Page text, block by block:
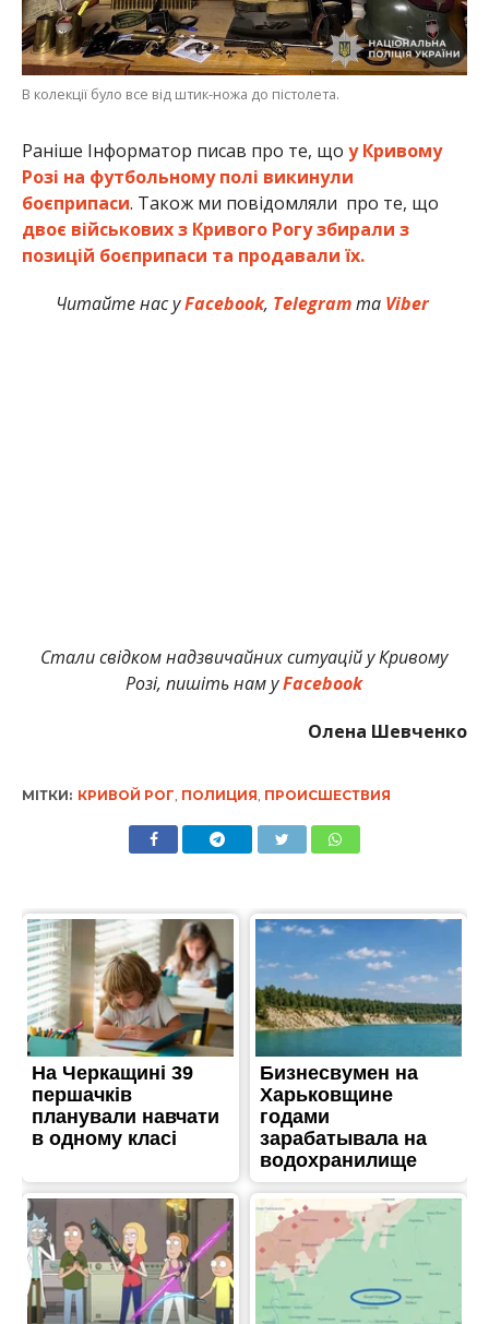
В колекції було все від штик-ножа до пістолета.
Раніше Інформатор писав про те, що у Кривому
Розі на футбольному полі викинули
боєприпаси. Також ми повідомляли про те, що
двоє військових з Кривого Рогу збирали з
позицій боєприпаси та продавали їх.
Читайте нас уFacebook, Telegramта Viber
Стали свідком надзвичайних ситуацій у Кривому
Розі, пишіть нам уFacebook
Олена Шевченко
МІТКИ: КРИВОЙ РОГ, ПОЛИЦИЯ, ПРОИСШЕСТВИЯ